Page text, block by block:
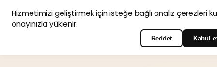
AnasayfaHizmet Psikologlarİletişim
Hizmetimizi geliştirmek için isteğe bağlı analiz çerezleri
onayınızla yüklenir.
Reddet Kabul